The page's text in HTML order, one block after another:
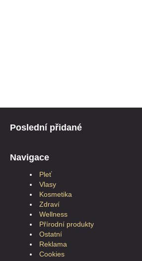
Poslední přidané
Navigace
Pleť
Vlasy
Kosmetika
Zdraví
Wellness
Přírodní produkty
Ostatní
Reklama
Cookies